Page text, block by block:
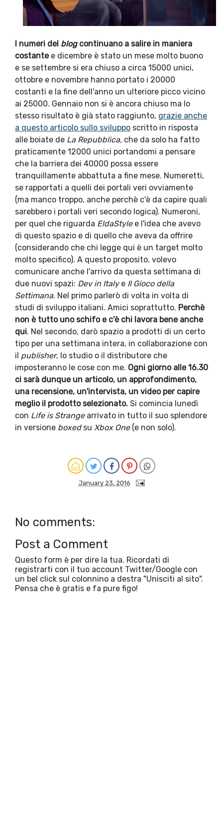
I numeri del blog continuano a salire in maniera
costantee dicembre è stato un mese molto buono
e se settembre si era chiuso a circa 15000 unici,
ottobre e novembre hanno portato i 20000
costanti e la fine dell'anno un ulteriore picco vicino
ai 25000. Gennaio non si è ancora chiuso ma lo
stesso risultato è già stato raggiunto, grazie anche
a questo articolo sullo sviluppo scritto in risposta
alle boiate de La Repubblica, che da solo ha fatto
praticamente 12000 unici portandomi a pensare
che la barriera dei 40000 possa essere
tranquillamente abbattuta a fine mese. Numeretti,
se rapportati a quelli dei portali veri ovviamente
(ma manco troppo, anche perchè c'è da capire quali
sarebbero i portali veri secondo logica). Numeroni,
per quel che riguarda EldaStylee l'idea che avevo
di questo spazio e di quello che aveva da offrire
(considerando che chi legge qui è un target molto
molto specifico). A questo proposito, volevo
comunicare anche l'arrivo da questa settimana di
due nuovi spazi: Dev in Italye Il Gioco della
Settimana. Nel primo parlerò di volta in volta di
studi di sviluppo italiani. Amici soprattutto. Perchè
non è tutto uno schifo e c'è chi lavora bene anche
qui. Nel secondo, darò spazio a prodotti di un certo
tipo per una settimana intera, in collaborazione con
il publisher, lo studio o il distributore che
imposteranno le cose con me. Ogni giorno alle 16.30
ci sarà dunque un articolo, un approfondimento,
una recensione, un'intervista, un video per capire
meglio il prodotto selezionato. Si comincia lunedì
con Life is Strange arrivato in tutto il suo splendore
in versione boxedsu Xbox One (e non solo).
January 23, 2016
No comments:
Post a Comment
Questo form è per dire la tua. Ricordati di
registrarti con il tuo account Twitter/Google con
un bel click sul colonnino a destra "Unisciti al sito".
Pensa che è gratis e fa pure figo!